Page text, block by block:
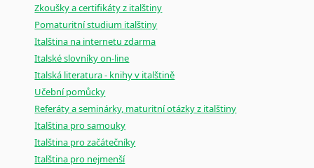
Zkoušky a certifikáty z italštiny
Pomaturitní studium italštiny
Italština na internetu zdarma
Italské slovníky on-line
Italská literatura - knihy v italštině
Učební pomůcky
Referáty a seminárky, maturitní otázky z italštiny
Italština pro samouky
Italština pro začátečníky
Italština pro nejmenší